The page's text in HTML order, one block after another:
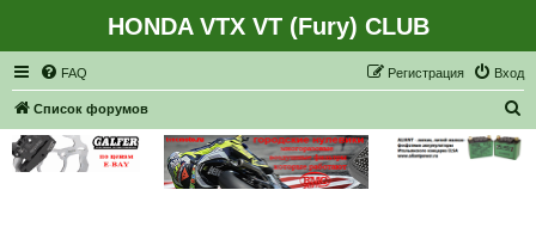
HONDA VTX VT (Fury) CLUB
FAQ Вход
Регистрация
Список форумов